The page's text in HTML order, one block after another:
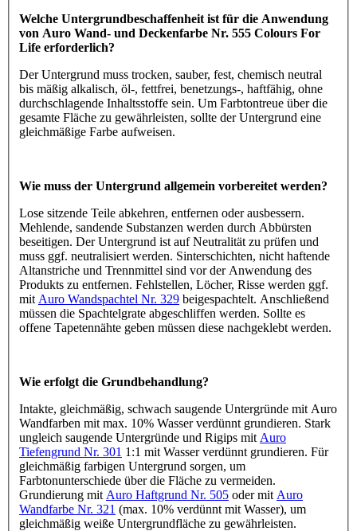
Welche Untergrundbeschaffenheit ist für die Anwendung
von Auro Wand- und Deckenfarbe Nr. 555 Colours For
Life erforderlich?
Der Untergrund muss trocken, sauber, fest, chemisch neutral
bis mäßig alkalisch, öl-, fettfrei, benetzungs-, haftfähig, ohne
durchschlagende Inhaltsstoffe sein. Um Farbtontreue über die
gesamte Fläche zu gewährleisten, sollte der Untergrund eine
gleichmäßige Farbe aufweisen.
Wie muss der Untergrund allgemein vorbereitet werden?
Lose sitzende Teile abkehren, entfernen oder ausbessern.
Mehlende, sandende Substanzen werden durch Abbürsten
beseitigen. Der Untergrund ist auf Neutralität zu prüfen und
muss ggf. neutralisiert werden. Sinterschichten, nicht haftende
Altanstriche und Trennmittel sind vor der Anwendung des
Produkts zu entfernen. Fehlstellen, Löcher, Risse werden ggf.
mit Auro Wandspachtel Nr. 329 beigespachtelt. Anschließend
müssen die Spachtelgrate abgeschliffen werden. Sollte es
offene Tapetennähte geben müssen diese nachgeklebt werden.
Wie erfolgt die Grundbehandlung?
Intakte, gleichmäßig, schwach saugende Untergründe mit Auro
Wandfarben mit max. 10% Wasser verdünnt grundieren. Stark
ungleich saugende Untergründe und Rigips mit Auro
Tiefengrund Nr. 301 1:1 mit Wasser verdünnt grundieren. Für
gleichmäßig farbigen Untergrund sorgen, um
Farbtonunterschiede über die Fläche zu vermeiden.
Grundierung mit Auro Haftgrund Nr. 505 oder mit Auro
Wandfarbe Nr. 321 (max. 10% verdünnt mit Wasser), um
gleichmäßig weiße Untergrundfläche zu gewährleisten.